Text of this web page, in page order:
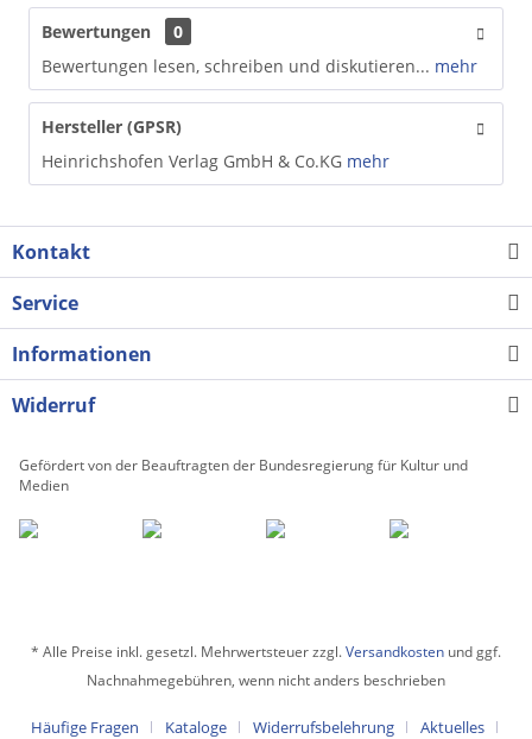
Bewertungen
0
Bewertungen lesen, schreiben und diskutieren... mehr
Hersteller (GPSR)
Heinrichshofen Verlag GmbH & Co.KG mehr
Kontakt
Service
Informationen
Widerruf
Gefördert von der Beauftragten der Bundesregierung für Kultur und
Medien
* Alle Preise inkl. gesetzl. Mehrwertsteuer zzgl.Versandkosten und ggf.
Nachnahmegebühren, wenn nicht anders beschrieben
Häufige Fragen Kataloge Widerrufsbelehrung Aktuelles